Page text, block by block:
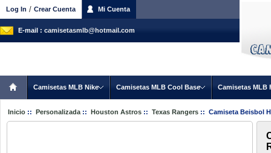
Log In / Crear Cuenta Mi Cuenta
E-mail : camisetasmlb@hotmail.com
Camisetas MLB Nike Camisetas MLB Cool Base Camisetas MLB
Inicio :: Personalizada :: Houston Astros :: Texas Rangers :: Camiseta Beisbol